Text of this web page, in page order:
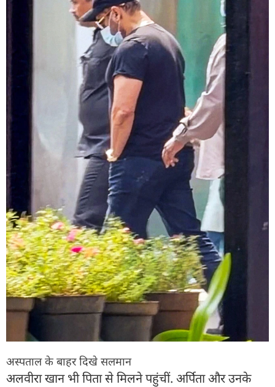
अस्पताल के बाहर दिखे सलमान
अलवीरा खान भी पिता से मिलने पहुंचीं. अर्पिता और उनके